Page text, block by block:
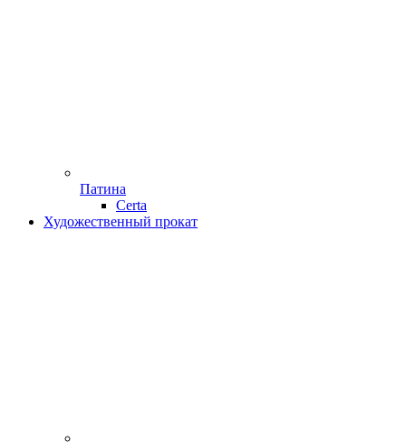
Патина
Certa
Художественный прокат